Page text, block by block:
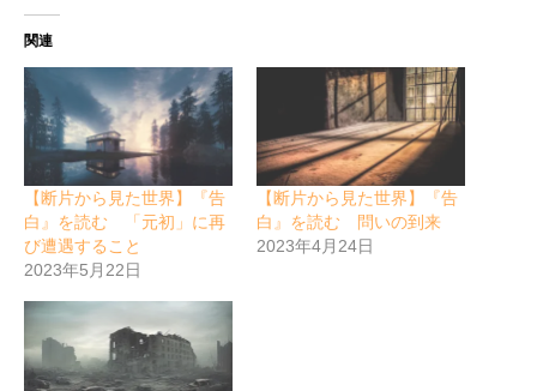
関連
【断片から見た世界】『告
白』を読む 「元初」に再
び遭遇すること
2023年5月22日
【断片から見た世界】『告
白』を読む 問いの到来
2023年4月24日